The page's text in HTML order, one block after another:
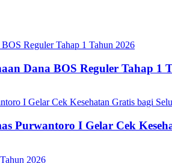
Dana BOS Reguler Tahap 1
Purwantoro I Gelar Cek